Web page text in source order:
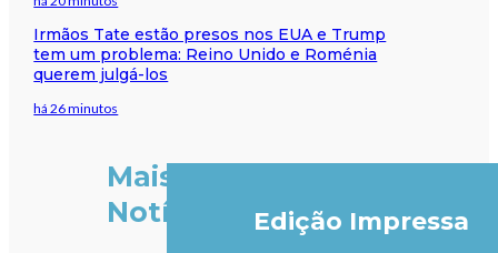
Irmãos Tate estão presos nos EUA e Trump
tem um problema: Reino Unido e Roménia
querem julgá-los
há 26 minutos
Mais
Notícias
Edição Impressa